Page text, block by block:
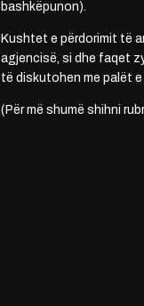
bashkëpunon).
Kushtet e përdorimit të
agjencisë, si dhe faqet
të diskutohen me palët e
(Për më shumë shihni